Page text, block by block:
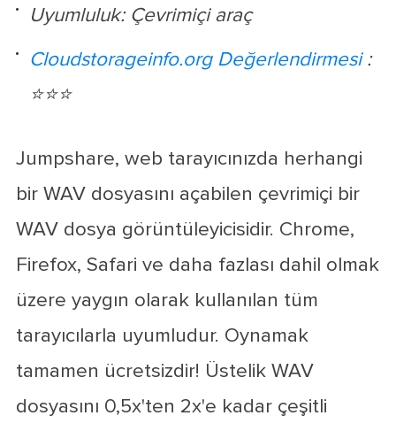
Uyumluluk: Çevrimiçi araç
Cloudstorageinfo.org Değerlendirmesi:
⭐⭐⭐
Jumpshare, web tarayıcınızda herhangi
bir WAV dosyasını açabilen çevrimiçi bir
WAV dosya görüntüleyicisidir. Chrome,
Firefox, Safari ve daha fazlası dahil olmak
üzere yaygın olarak kullanılan tüm
tarayıcılarla uyumludur. Oynamak
tamamen ücretsizdir! Üstelik WAV
dosyasını 0,5x'ten 2x'e kadar çeşitli